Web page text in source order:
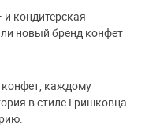
и кондитерская
новый бренд конфет
каждому
в стиле Гришковца.